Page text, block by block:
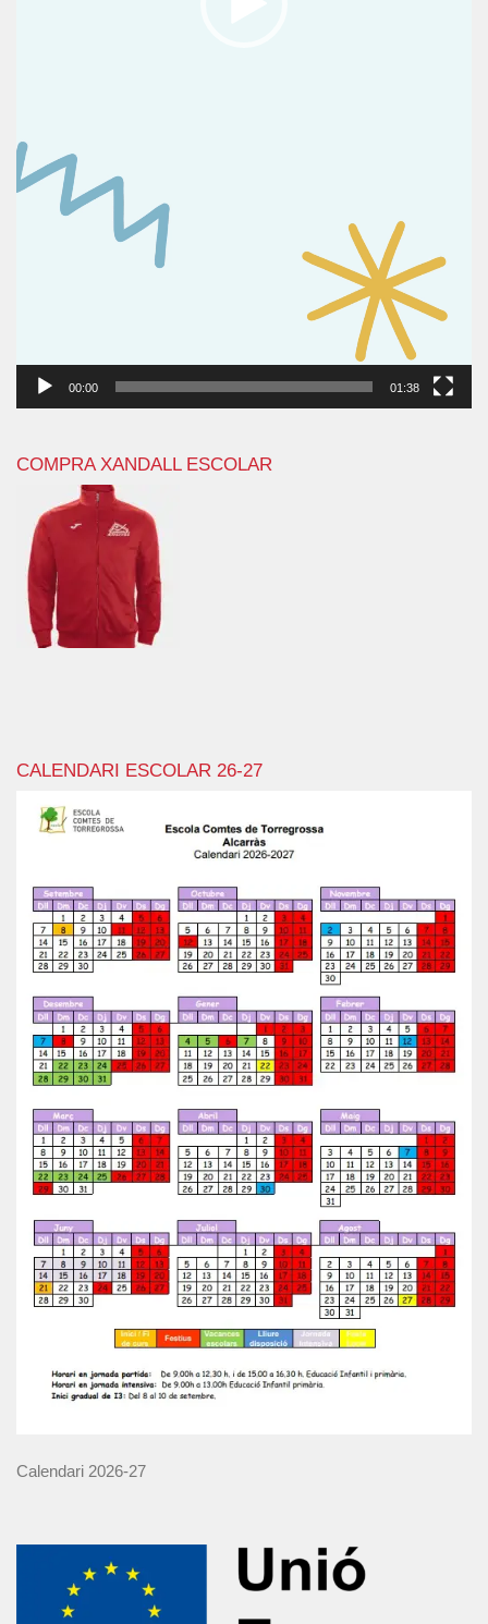
00:00 01:38
COMPRA XANDALL ESCOLAR
CALENDARI ESCOLAR 26-27
Calendari 2026-27